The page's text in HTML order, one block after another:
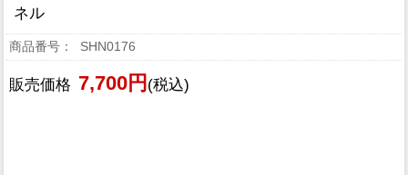
ネル
SHN0176
販売価格 7,700円 (税込)